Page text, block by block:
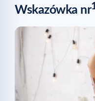
Wskazówka nr